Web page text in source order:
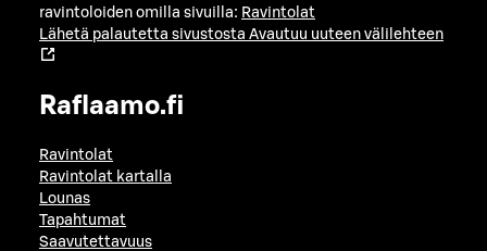
ravintoloiden omilla sivuilla: Ravintolat
Lähetä palautetta sivustosta Avautuu uuteen välilehteen
Raflaamo.fi
Ravintolat
Ravintolat kartalla
Lounas
Tapahtumat
Saavutettavuus